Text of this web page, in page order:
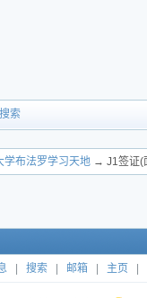
搜索
学布法罗学习天地 → J1签证(
搜索 邮箱 主页